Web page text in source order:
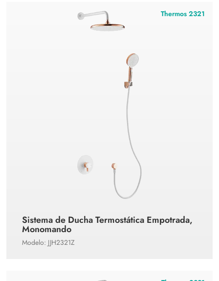
Thermos 2321
Sistema de Ducha Termostática Empotrada,
Monomando
Modelo: JJH2321Z